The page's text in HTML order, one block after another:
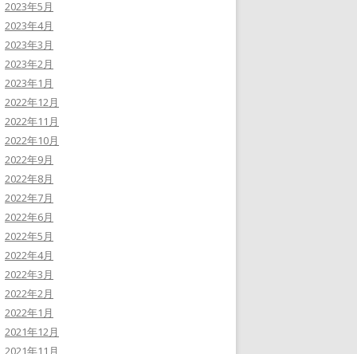
2023年5月
2023年4月
2023年3月
2023年2月
2023年1月
2022年12月
2022年11月
2022年10月
2022年9月
2022年8月
2022年7月
2022年6月
2022年5月
2022年4月
2022年3月
2022年2月
2022年1月
2021年12月
2021年11月